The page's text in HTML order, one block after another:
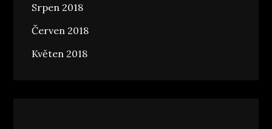
Srpen 2018
Červen 2018
Květen 2018